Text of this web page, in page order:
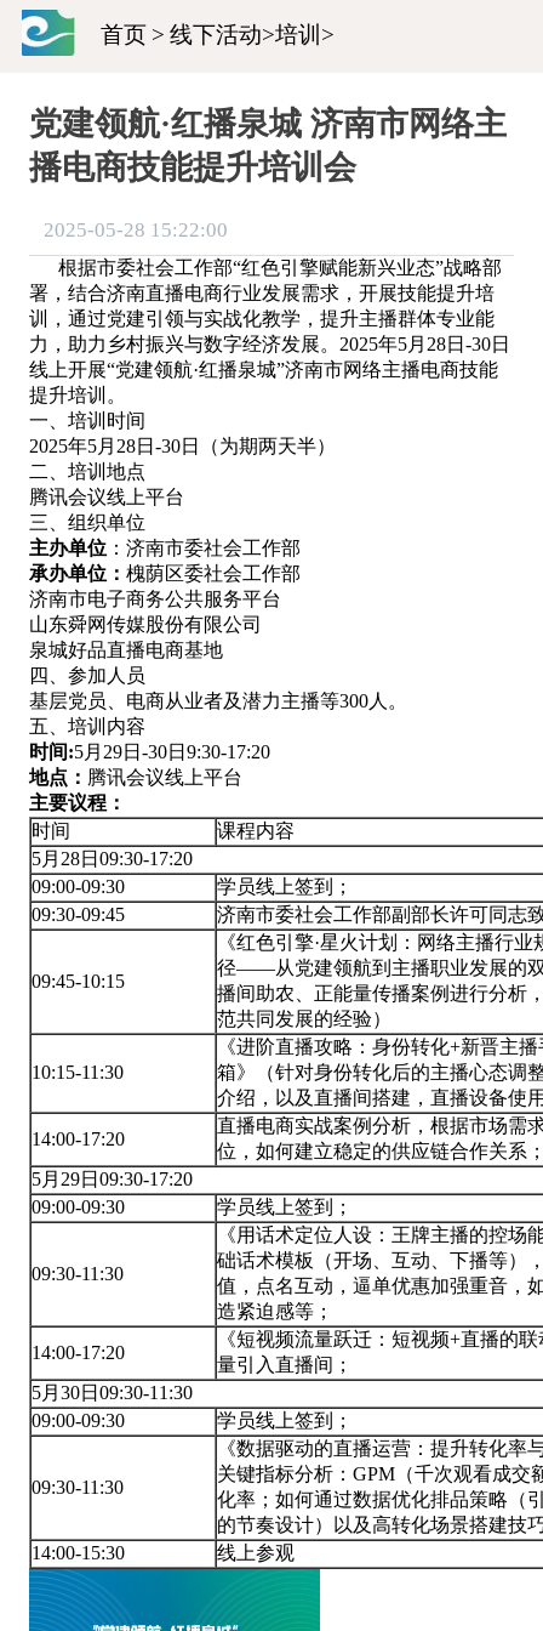
首页 > 线下活动>培训 >
党建领航·红播泉城 济南市网络主
播电商技能提升培训会
2025-05-28 15:22:00
根据市委社会工作部“红色引擎赋能新兴业态”战略部
署，结合济南直播电商行业发展需求，开展技能提升培
训，通过党建引领与实战化教学，提升主播群体专业能
力，助力乡村振兴与数字经济发展。2025年5月28日-30日
线上开展“党建领航·红播泉城”济南市网络主播电商技能
提升培训。
一、培训时间
2025年5月28日-30日（为期两天半）
二、培训地点
腾讯会议线上平台
三、组织单位
主办单位：济南市委社会工作部
承办单位： 槐荫区委社会工作部
济南市电子商务公共服务平台
山东舜网传媒股份有限公司
泉城好品直播电商基地
四、参加人员
基层党员、电商从业者及潜力主播等300人。
五、培训内容
时间:5月29日-30日9:30-17:20
地点： 腾讯会议线上平台
主要议程：
时间
课程内容
5月28日09:30-17:20
09:00-09:30
学员线上签到；
09:30-09:45
济南市委社会工作部副部长许可同志
09:45-10:15
《红色引擎·星火计划：网络主播行
径——从党建领航到主播职业发展的
播间助农、正能量传播案例进行分析
范共同发展的经验）
10:15-11:30
《进阶直播攻略：身份转化+新晋主
箱》（针对身份转化后的主播心态调
介绍，以及直播间搭建，直播设备使
14:00-17:20
直播电商实战案例分析，根据市场需
位，如何建立稳定的供应链合作关系
5月29日09:30-17:20
09:00-09:30
学员线上签到；
09:30-11:30
《用话术定位人设：王牌主播的控场
础话术模板（开场、互动、下播等）
值，点名互动，逼单优惠加强重音，
造紧迫感等；
14:00-17:20
《短视频流量跃迁：短视频+直播的
量引入直播间；
5月30日09:30-11:30
09:00-09:30
学员线上签到；
09:30-11:30
《数据驱动的直播运营：提升转化率
关键指标分析：GPM（千次观看成交
化率；如何通过数据优化排品策略（
的节奏设计）以及高转化场景搭建技
14:00-15:30
线上参观